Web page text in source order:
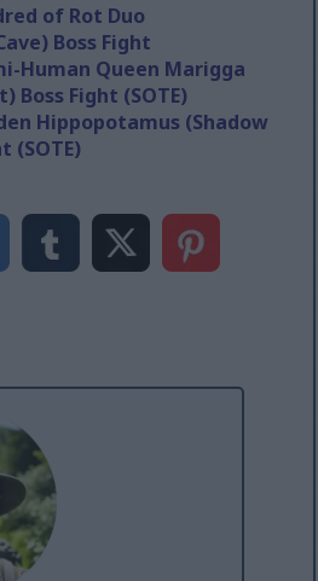
of Rot Duo
Boss Fight
Human Queen Marigga
Boss Fight (SOTE)
Hippopotamus (Shadow
(SOTE)